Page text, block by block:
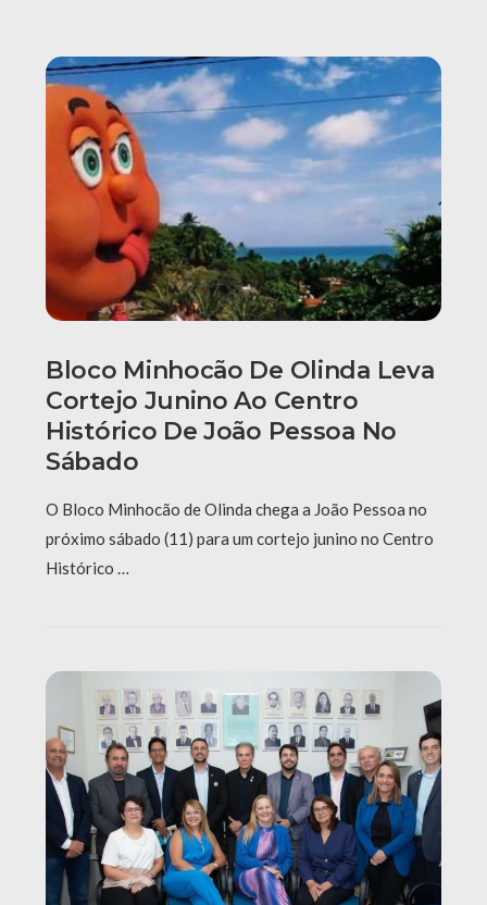
Bloco Minhocão De Olinda Leva
Cortejo Junino Ao Centro
Histórico De João Pessoa No
Sábado
O Bloco Minhocão de Olinda chega a João Pessoa no
próximo sábado (11) para um cortejo junino no Centro
Histórico …